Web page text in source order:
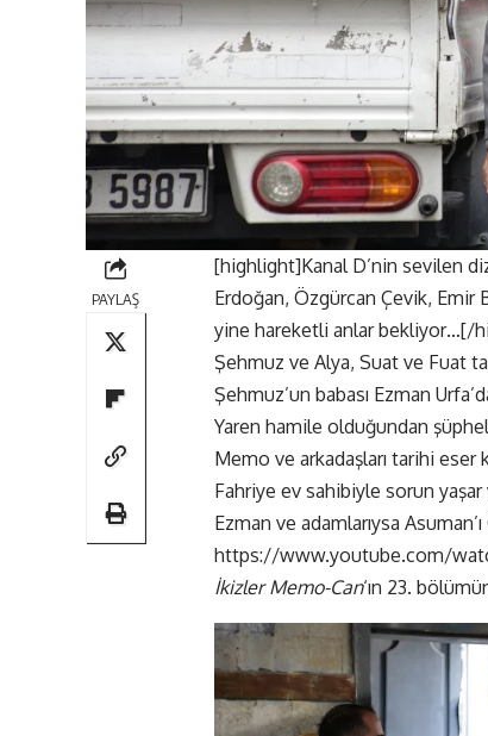
PAYLAŞ
[highlight]Kanal D’nin sevilen
Erdoğan, Özgürcan Çevik,
yine hareketli anlar bekliyor…[/
Şehmuz ve Alya, Suat ve Fuat
Şehmuz’un babası Ezman
Yaren hamile olduğundan
Memo ve arkadaşları tarihi eser
Fahriye ev sahibiyle sorun yaşar
Ezman ve adamlarıysa
https://www.youtube.com/
İkizler Memo-Can‘ın 23.